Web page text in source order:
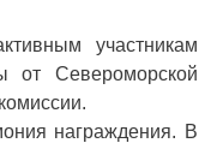
участникам
от Североморской
награждения. В